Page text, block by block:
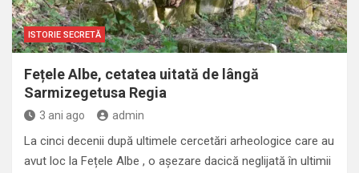
ISTORIE SECRETĂ
Fețele Albe, cetatea uitată de lângă
Sarmizegetusa Regia
3 ani ago admin
La cinci decenii după ultimele cercetări arheologice care au
avut loc la Fețele Albe , o așezare dacică neglijată în ultimii